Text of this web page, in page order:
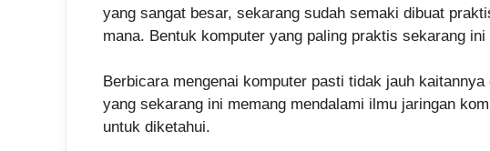
yang sangat besar, sekarang sudah semaki dibuat
mana. Bentuk komputer yang paling praktis sekarang
Berbicara mengenai komputer pasti tidak jauh
yang sekarang ini memang mendalami ilmu jaringan
untuk diketahui.